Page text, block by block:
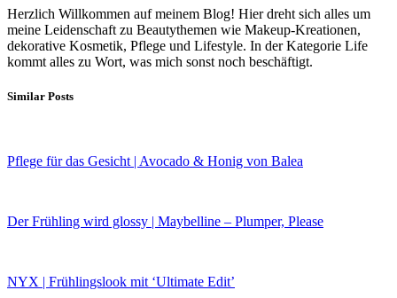
Herzlich Willkommen auf meinem Blog! Hier dreht sich alles um
meine Leidenschaft zu Beautythemen wie Makeup-Kreationen,
dekorative Kosmetik, Pflege und Lifestyle. In der Kategorie Life
kommt alles zu Wort, was mich sonst noch beschäftigt.
Similar Posts
Pflege für das Gesicht | Avocado & Honig von Balea
Der Frühling wird glossy | Maybelline – Plumper, Please
NYX | Frühlingslook mit ‘Ultimate Edit’